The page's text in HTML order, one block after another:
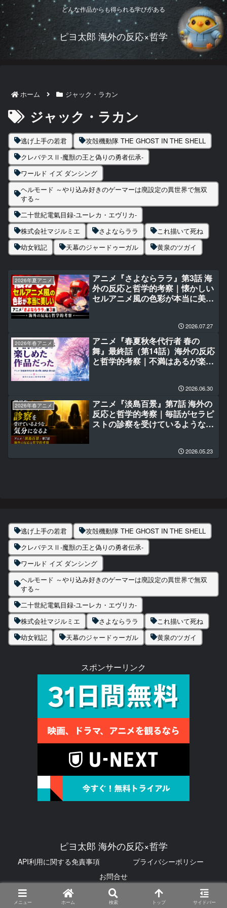
どんな作品からも得られる学びがある
ピヨ太郎 海外の反応×哲学
ホーム ジャック・ラカン
ジャック・ラカン
逃げ上手の若君
攻殻機動隊 THE GHOST IN THE SHELL
クレバテスⅡ-魔獣の王と偽りの勇者伝承-
ワールド イズ ダンシング
ヘルモード ～やり込み好きのゲーマーは廃設定の異世界で無双
する～
二十世紀電氣目録-ユーレカ・エヴリカ-
株式会社マジルミエ
さよならララ
これ描いて死ね
幼女戦記
天幕のジャードゥーガル 黄泉のツガイ
2026年夏アニメ
アニメ『さよならララ』第3話 海
外の反応と哲学的考察｜懐かしい
セルアニメ風の色彩が本当に美し
2026.07.27
2026年春アニメ
アニメ『春夏秋冬代行者 春の
舞』最終話（第14話）海外の反応
と哲学的考察｜不満はあるが楽し
2026.06.30
2026年春アニメ
アニメ『淡島百景』第7話 海外の
反応と哲学的考察｜毎話がセラピ
ストの診察を受けているような気
2026.05.23
逃げ上手の若君
攻殻機動隊 THE GHOST IN THE SHELL
クレバテスⅡ-魔獣の王と偽りの勇者伝承-
ワールド イズ ダンシング
ヘルモード ～やり込み好きのゲーマーは廃設定の異世界で無双
する～
二十世紀電氣目録-ユーレカ・エヴリカ-
株式会社マジルミエ
さよならララ
これ描いて死ね
幼女戦記
天幕のジャードゥーガル 黄泉のツガイ
スポンサーリンク
ピヨ太郎 海外の反応×哲学
API利用に関する免責事項
プライバシーポリシー
お問合せ
© 2026 ピヨ太郎 海外の反応×哲学.
メニュー ホーム 検索 トップ サイドバー